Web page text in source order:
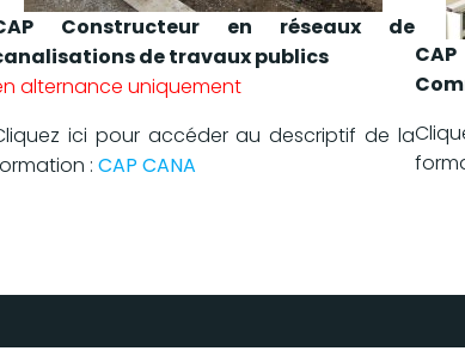
Constructeur en réseaux de
de travaux publics
alternance uniquement
ici pour accéder au descriptif de la
:CAP CANA